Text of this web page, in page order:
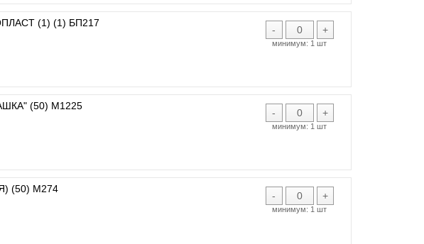
- +
минимум: 1 шт
(1) (1) БП217
- +
минимум: 1 шт
(50) М1225
- +
минимум: 1 шт
(50) М274